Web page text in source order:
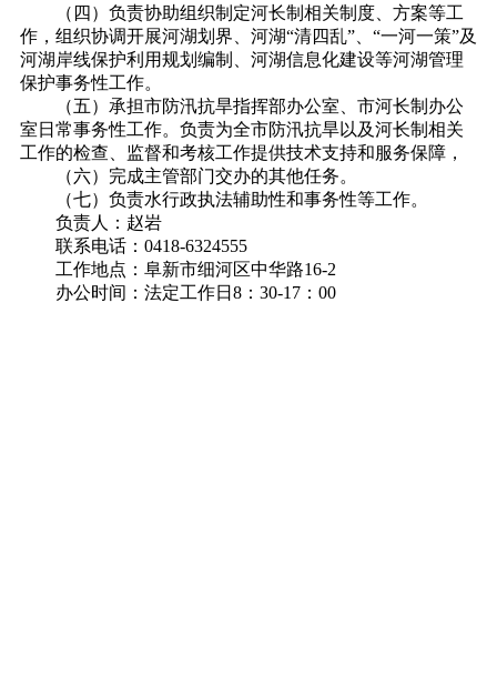
（四）负责协助组织制定河长制相关制度、方案等工
作，组织协调开展河湖划界、河湖“清四乱”、“一河一策”及
河湖岸线保护利用规划编制、河湖信息化建设等河湖管理
保护事务性工作。
（五）承担市防汛抗旱指挥部办公室、市河长制办公
室日常事务性工作。负责为全市防汛抗旱以及河长制相关
工作的检查、监督和考核工作提供技术支持和服务保障，
（六）完成主管部门交办的其他任务。
（七）负责水行政执法辅助性和事务性等工作。
负责人：赵岩
联系电话：0418-6324555
工作地点：阜新市细河区中华路16-2
办公时间：法定工作日8：30-17：00